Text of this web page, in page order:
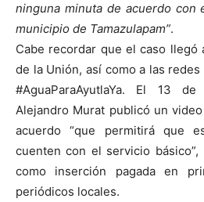
ninguna minuta de acuerdo con
municipio de Tamazulapam”.
Cabe recordar que el caso llegó
de la Unión, así como a las
#AguaParaAyutlaYa. El 13
Alejandro Murat publicó un
acuerdo “que permitirá que
cuenten con el servicio
como inserción pagada en
periódicos locales.